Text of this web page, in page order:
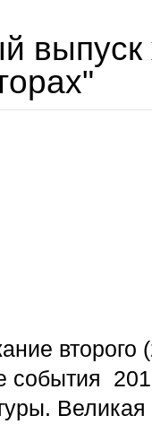
выпуск
второго
события